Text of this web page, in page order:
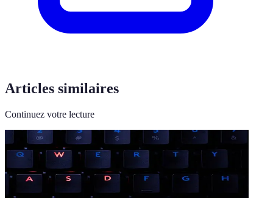
Articles similaires
Continuez votre lecture